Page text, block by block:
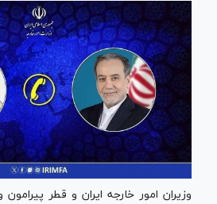
وزیران امور خارجه ایران و قطر پیرامون